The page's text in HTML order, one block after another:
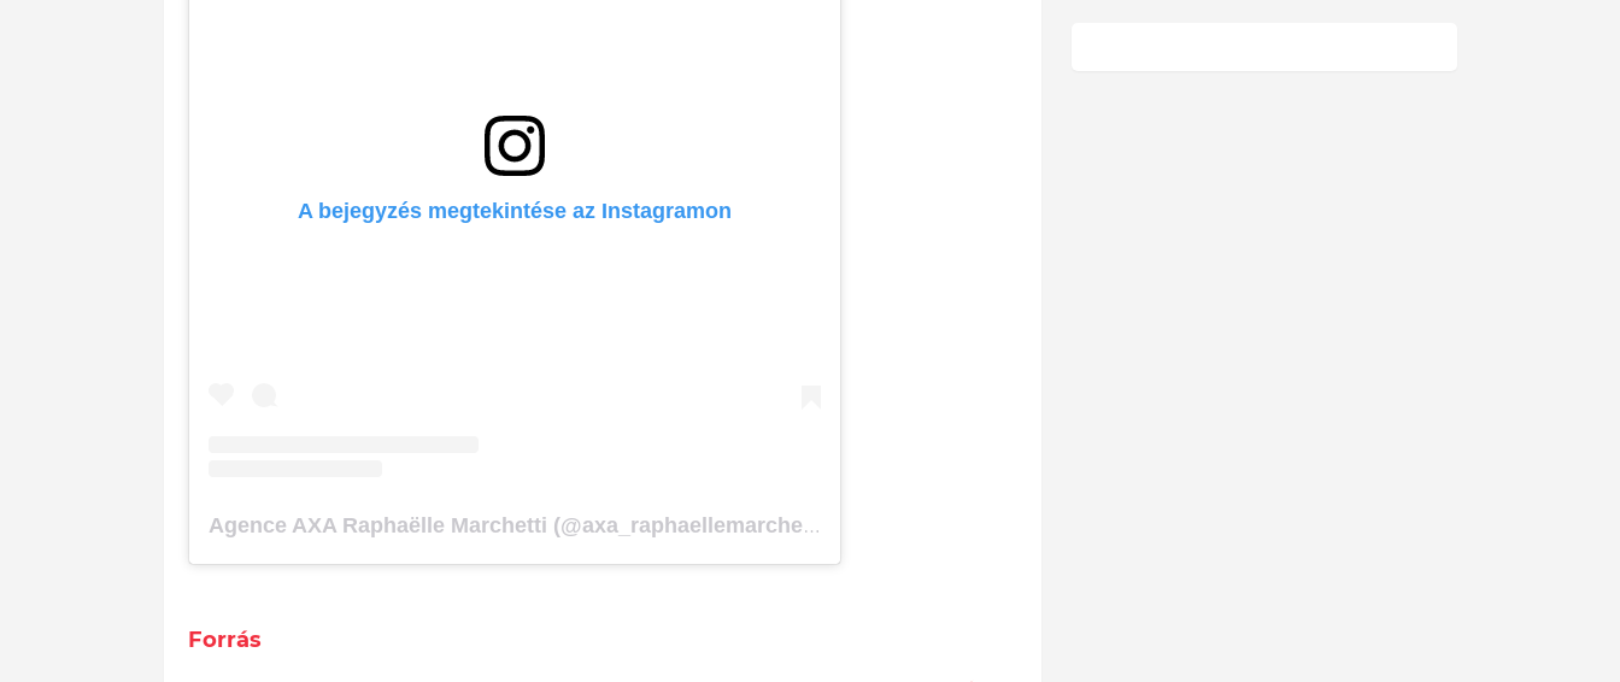
A bejegyzés megtekintése az Instagramon
Agence AXA Raphaëlle Marchetti (@axa_raphaellemarchetti) által megosztott bejegyzés
Forrás